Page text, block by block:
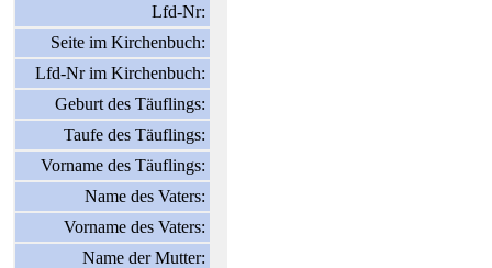
Lfd-Nr:
Seite im Kirchenbuch:
Lfd-Nr im Kirchenbuch:
Geburt des Täuflings:
Taufe des Täuflings:
Vorname des Täuflings:
Name des Vaters:
Vorname des Vaters:
Name der Mutter: